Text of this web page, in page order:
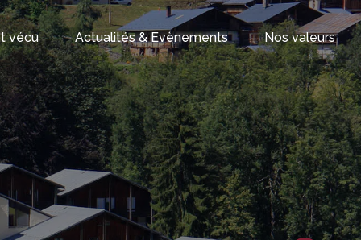
vécu Actualités & Evènements Nos valeurs